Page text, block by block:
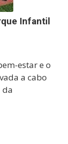
Infantil
estar e o
a cabo